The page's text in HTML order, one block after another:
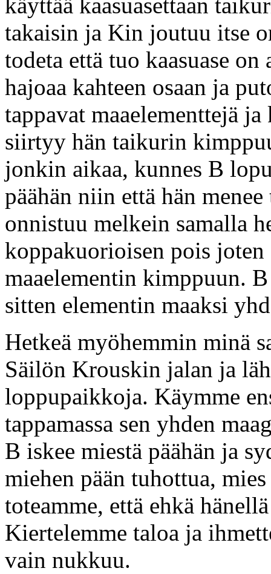
käyttää kaasuasettaan
takaisin ja Kin joutuu itse
todeta että tuo kaasuase
hajoaa kahteen osaan ja
tappavat maaelementtejä
siirtyy hän taikurin
jonkin aikaa, kunnes B
päähän niin että hän
onnistuu melkein samalla
koppakuorioisen pois
maaelementin kimppuun.
sitten elementin maaksi
Hetkeä myöhemmin minä
Säilön Krouskin jalan ja
loppupaikkoja. Käymme
tappamassa sen yhden
B iskee miestä päähän ja
miehen pään tuhottua,
toteamme, että ehkä
Kiertelemme taloa ja
vain nukkuu.